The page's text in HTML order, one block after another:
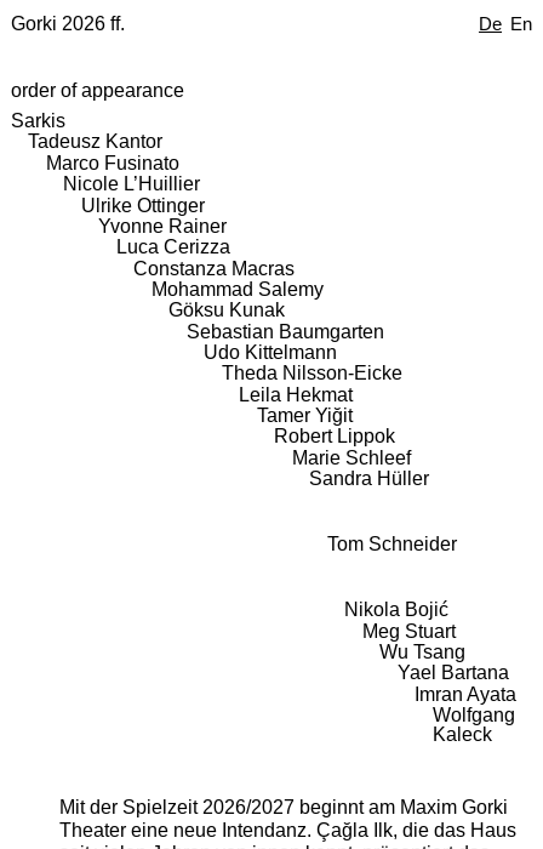
De En
Gorki 2026 ff.
order of appearance
Sarkis
Tadeusz Kantor
Marco Fusinato
Nicole L’Huillier
Ulrike Ottinger
Yvonne Rainer
Luca Cerizza
Constanza Macras
Mohammad Salemy
Göksu Kunak
Sebastian Baumgarten
Udo Kittelmann
Theda Nilsson-Eicke
Leila Hekmat
Tamer Yiğit
Robert Lippok
Marie Schleef
Sandra Hüller
Tom Schneider
Nikola Bojić
Meg Stuart
Wu Tsang
Yael Bartana
Imran Ayata
Wolfgang
Kaleck
Mit der Spielzeit 2026/2027 beginnt am Maxim Gorki
Theater eine neue Intendanz. Çağla Ilk, die das Haus